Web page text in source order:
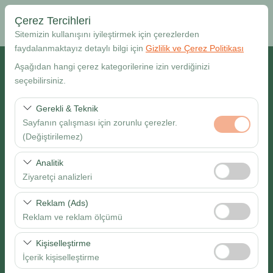
Çerez Tercihleri
Sitemizin kullanışını iyileştirmek için çerezlerden
faydalanmaktayız detaylı bilgi için Gizlilik ve Çerez Politikası
Aşağıdan hangi çerez kategorilerine izin verdiğinizi
seçebilirsiniz.
Gerekli & Teknik
Sayfanın çalışması için zorunlu çerezler.
(Değiştirilemez)
Bu çerezler sitenin doğru şekilde çalışması, güvenlik,
oturum yönetimi ve temel işlevler için gereklidir. Devre
dışı bırakılamaz.
Analitik
Ziyaretçi analizleri
Bu çerezler, sitemizin nasıl kullanıldığını (ziyaretçi sayısı,
en çok ziyaret edilen sayfalar, kullanıcı davranışları)
analiz etmemizi sağlar. Bu veriler, web sitesi
performansını ölçmek ve kullanıcı deneyimini sürekli
iyileştirmek için kullanılır.
Reklam (Ads)
Reklam ve reklam ölçümü
Bu çerezler, size ilgi alanlarınıza uygun kişiselleştirilmiş
reklamlar göstermemize ve reklam kampanyalarımızın
etkinliğini (gösterim sayısı, tıklama oranı) ölçmemize
Kişiselleştirme
İçerik kişiselleştirme
Alış Lokasyonu
Farklı yerde bırakmak istiyorum
Alış Tarih & Saat
Bırakış Tarih & Saat
09:00
Ara